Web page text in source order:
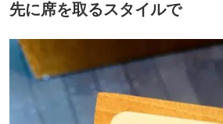
先に席を取るスタイルで